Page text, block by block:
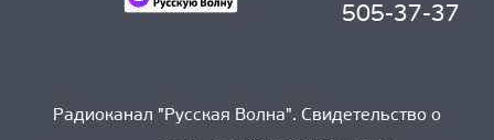
505-37-37
Радиоканал "Русская Волна". Свидетельство о